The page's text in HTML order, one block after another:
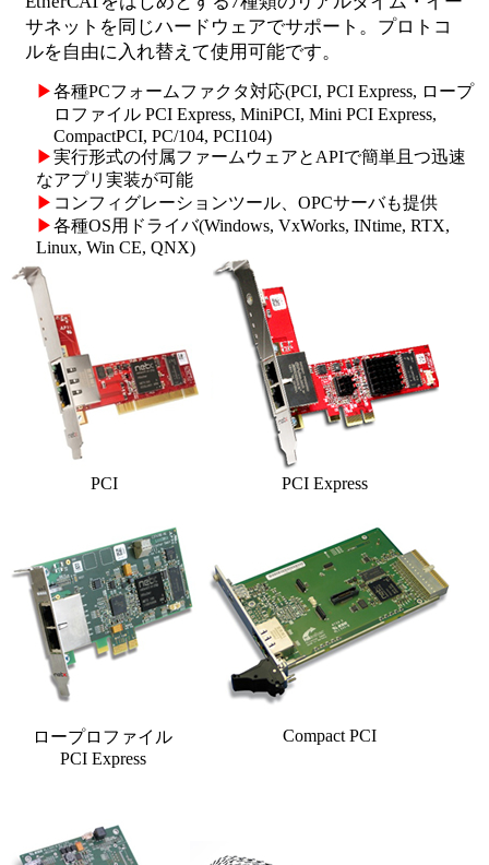
サネットを同じハードウェアでサポート。プロトコ
ルを自由に入れ替えて使用可能です。
▶各種PCフォームファクタ対応(PCI, PCI Express, ロープ
ロファイル PCI Express, MiniPCI, Mini PCI Express,
CompactPCI, PC/104, PCI104)
▶実行形式の付属ファームウェアとAPIで簡単且つ迅速
なアプリ実装が可能
▶ コンフィグレーションツール、OPCサーバも提供
▶各種OS用ドライバ(Windows, VxWorks, INtime, RTX,
Linux, Win CE, QNX)
PCI PCI Express
ロープロファイル
PCI Express
Compact PCI